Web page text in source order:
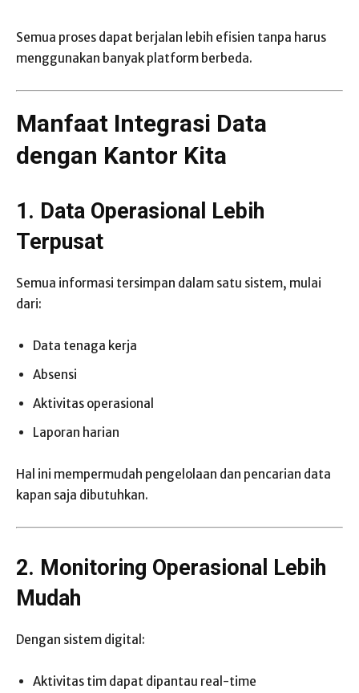
Semua proses dapat berjalan lebih efisien tanpa harus
menggunakan banyak platform berbeda.
Manfaat Integrasi Data
dengan Kantor Kita
1. Data Operasional Lebih
Terpusat
Semua informasi tersimpan dalam satu sistem, mulai
dari:
Data tenaga kerja
Absensi
Aktivitas operasional
Laporan harian
Hal ini mempermudah pengelolaan dan pencarian data
kapan saja dibutuhkan.
2. Monitoring Operasional Lebih
Mudah
Dengan sistem digital:
Aktivitas tim dapat dipantau real-time